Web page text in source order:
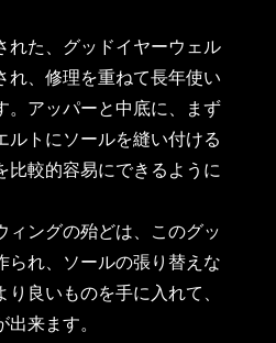
れた、グッドイヤーウェル
れ、修理を重ねて長年使い
。アッパーと中底に、まず
ルトにソールを縫い付ける
比較的容易にできるように
ィングの殆どは、このグッ
られ、ソールの張り替えな
良いものを手に入れて、
来ます。